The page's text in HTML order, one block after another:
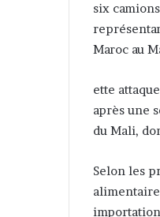
six
Maroc au
ette
après une
du Mali,
Selon les